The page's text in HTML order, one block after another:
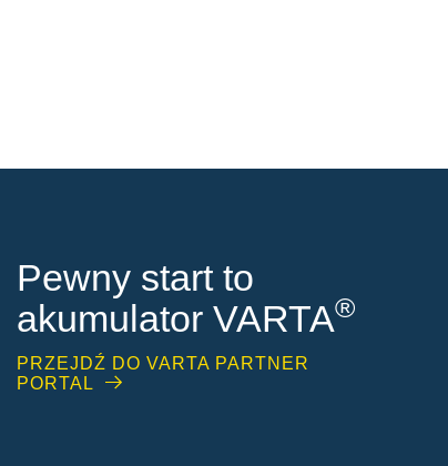
Pewny start to
akumulator VARTA®
PRZEJDŹ DO VARTA PARTNER
PORTAL